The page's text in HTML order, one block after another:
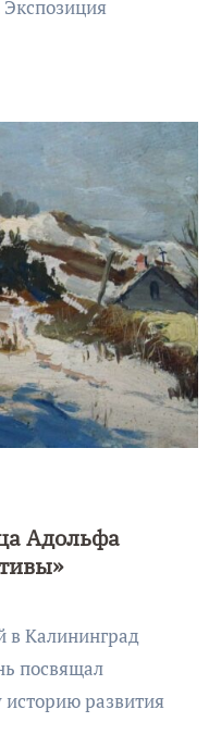
Адольфа
посвящал
развития